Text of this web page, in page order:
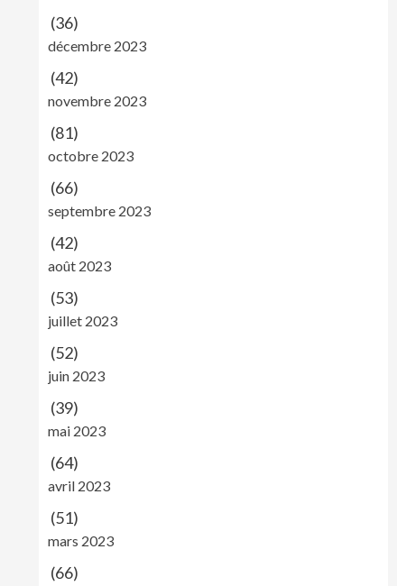
(36)
décembre 2023
(42)
novembre 2023
(81)
octobre 2023
(66)
septembre 2023
(42)
août 2023
(53)
juillet 2023
(52)
juin 2023
(39)
mai 2023
(64)
avril 2023
(51)
mars 2023
(66)